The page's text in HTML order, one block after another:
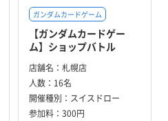
ガンダムカードゲーム
【ガンダムカードゲー
ム】ショップバトル
店舗名： 札幌店
人数： 16名
開催種別： スイスドロー
参加料： 300円